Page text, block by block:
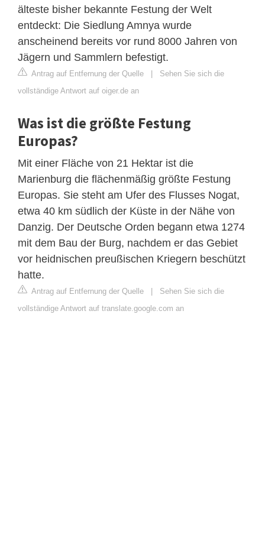
älteste bisher bekannte Festung der Welt
entdeckt: Die Siedlung Amnya wurde
anscheinend bereits vor rund 8000 Jahren von
Jägern und Sammlern befestigt.
Antrag auf Entfernung der Quelle | Sehen Sie sich die
vollständige Antwort auf oiger.de an
Was ist die größte Festung
Europas?
Mit einer Fläche von 21 Hektar ist die
Marienburg die flächenmäßig größte Festung
Europas. Sie steht am Ufer des Flusses Nogat,
etwa 40 km südlich der Küste in der Nähe von
Danzig. Der Deutsche Orden begann etwa 1274
mit dem Bau der Burg, nachdem er das Gebiet
vor heidnischen preußischen Kriegern beschützt
hatte.
Antrag auf Entfernung der Quelle | Sehen Sie sich die
vollständige Antwort auf translate.google.com an